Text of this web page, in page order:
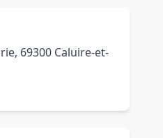
69300 Caluire-et-